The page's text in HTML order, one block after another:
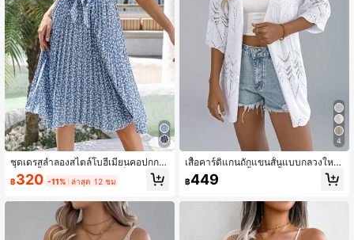
ชุดเดรสลำลองสไตล์โบฮีเมียนคอปกกล
มแขนสั้นผูกเอวลายดอกไม้เล็กชายกระ
โปรงระบายเป็นชั้นสำหรับฤดูใบไม้ผลิ/ฤ
฿320 -11% ล่าสุด 12 ชม
4
เสื้อคาร์ดิแกนถักแขนสั้นแบบกลวงใหม่
สำหรับผู้หญิง, เสื้อคลุมน้ำหนักเบาสำหรั
บวันหยุดพักผ่อนริมทะเลสีขาว
฿449